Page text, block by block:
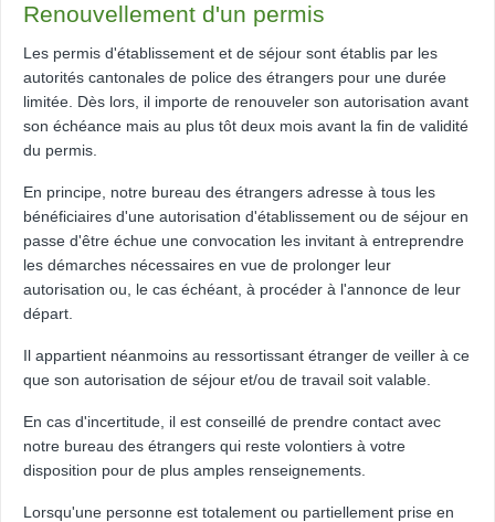
Renouvellement d'un permis
Les permis d'établissement et de séjour sont établis par les
autorités cantonales de police des étrangers pour une durée
limitée. Dès lors, il importe de renouveler son autorisation avant
son échéance mais au plus tôt deux mois avant la fin de validité
du permis.
En principe, notre bureau des étrangers adresse à tous les
bénéficiaires d'une autorisation d'établissement ou de séjour en
passe d'être échue une convocation les invitant à entreprendre
les démarches nécessaires en vue de prolonger leur
autorisation ou, le cas échéant, à procéder à l'annonce de leur
départ.
Il appartient néanmoins au ressortissant étranger de veiller à ce
que son autorisation de séjour et/ou de travail soit valable.
En cas d'incertitude, il est conseillé de prendre contact avec
notre bureau des étrangers qui reste volontiers à votre
disposition pour de plus amples renseignements.
Lorsqu'une personne est totalement ou partiellement prise en